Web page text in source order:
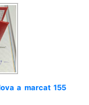
a marcat 155